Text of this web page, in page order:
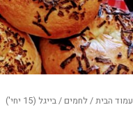
עמוד הבית/לחמים / בייגל (15 יחי')